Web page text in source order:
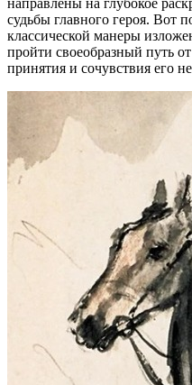
судьбы главного героя. Вот
классической манеры
пройти своеобразный путь
принятия и сочувствия его